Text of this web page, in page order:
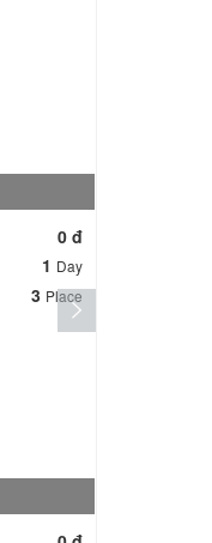
0 đ
1 Day
3 Place